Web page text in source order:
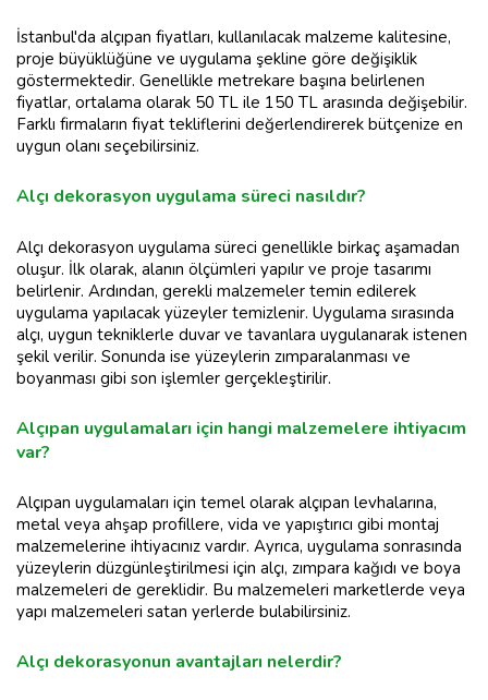
İstanbul'da alçıpan fiyatları, kullanılacak malzeme kalitesine,
proje büyüklüğüne ve uygulama şekline göre değişiklik
göstermektedir. Genellikle metrekare başına belirlenen
fiyatlar, ortalama olarak 50 TL ile 150 TL arasında değişebilir.
Farklı firmaların fiyat tekliflerini değerlendirerek bütçenize en
uygun olanı seçebilirsiniz.
Alçı dekorasyon uygulama süreci nasıldır?
Alçı dekorasyon uygulama süreci genellikle birkaç aşamadan
oluşur. İlk olarak, alanın ölçümleri yapılır ve proje tasarımı
belirlenir. Ardından, gerekli malzemeler temin edilerek
uygulama yapılacak yüzeyler temizlenir. Uygulama sırasında
alçı, uygun tekniklerle duvar ve tavanlara uygulanarak istenen
şekil verilir. Sonunda ise yüzeylerin zımparalanması ve
boyanması gibi son işlemler gerçekleştirilir.
Alçıpan uygulamaları için hangi malzemelere ihtiyacım
var?
Alçıpan uygulamaları için temel olarak alçıpan levhalarına,
metal veya ahşap profillere, vida ve yapıştırıcı gibi montaj
malzemelerine ihtiyacınız vardır. Ayrıca, uygulama sonrasında
yüzeylerin düzgünleştirilmesi için alçı, zımpara kağıdı ve boya
malzemeleri de gereklidir. Bu malzemeleri marketlerde veya
yapı malzemeleri satan yerlerde bulabilirsiniz.
Alçı dekorasyonun avantajları nelerdir?